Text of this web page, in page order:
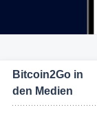
Bitcoin2Go in
den Medien